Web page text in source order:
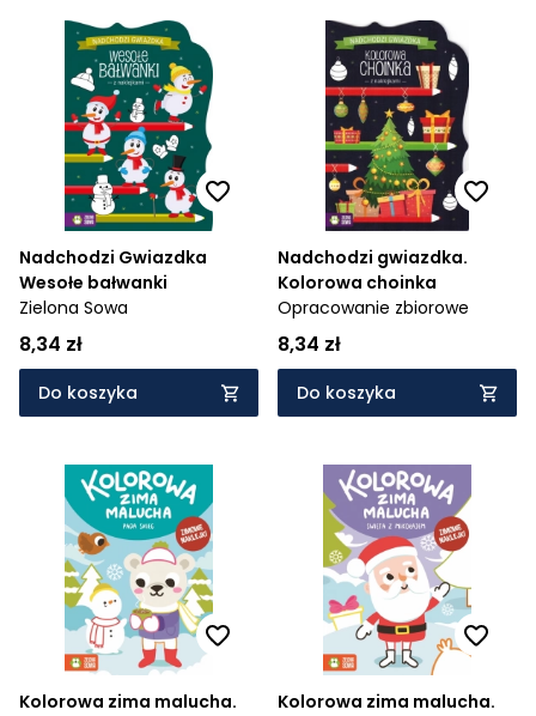
Nadchodzi Gwiazdka
Wesołe bałwanki
Zielona Sowa
8,34 zł
Do koszyka
Nadchodzi gwiazdka.
Kolorowa choinka
Opracowanie zbiorowe
8,34 zł
Do koszyka
Kolorowa zima malucha.
Kolorowa zima malucha.